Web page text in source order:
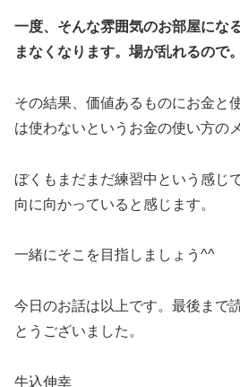
一度、そんな雰囲気のお部屋にな
まなくなります。場が乱れるので。
その結果、価値あるものにお金と
は使わないというお金の使い方の
ぼくもまだまだ練習中という感じ
向に向かっていると感じます。
一緒にそこを目指しましょう^^
今日のお話は以上です。最後まで
とうございました。
牛込伸幸